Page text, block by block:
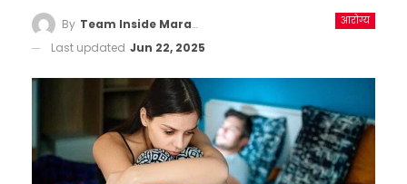
आरोग्य
By Team Inside Marathi
Last updated Jun 22, 2025